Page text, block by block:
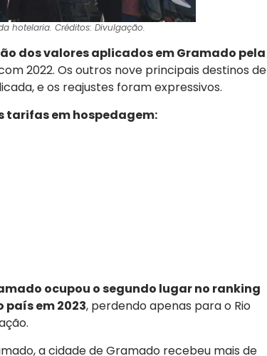
hotelaria. Créditos: Divulgação.
dos valores aplicados em Gramado pela
2022. Os outros nove principais destinos de
e os reajustes foram expressivos.
tarifas em hospedagem:
ocupou o segundo lugar no ranking
em 2023, perdendo apenas para o Rio
a cidade de Gramado recebeu mais de